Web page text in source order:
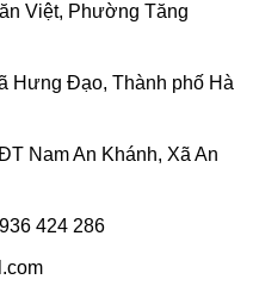
Việt, Phường Tăng
Hưng Đạo, Thành phố Hà
Nam An Khánh, Xã An
424 286